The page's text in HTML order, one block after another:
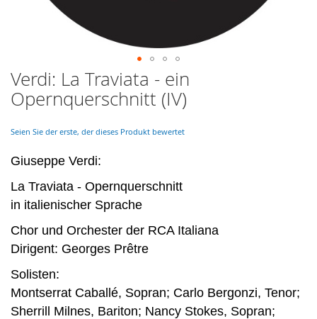
Skip
to
the
of
images
Verdi: La Traviata - ein
Opernquerschnitt (IV)
Seien Sie der erste, der dieses Produkt bewertet
Giuseppe Verdi:
La Traviata - Opernquerschnitt
in italienischer Sprache
Chor und Orchester der RCA Italiana
Dirigent: Georges Prêtre
Solisten:
Montserrat Caballé, Sopran; Carlo Bergonzi, Tenor;
Sherrill Milnes, Bariton; Nancy Stokes, Sopran;